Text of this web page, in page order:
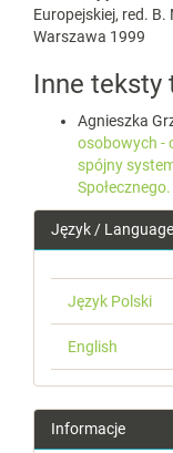
Europejskiej, red.
Warszawa 1999
Inne teksty
Agnieszka
osobowych -
spójny
Język / Language
Język Polski
English
Informacje